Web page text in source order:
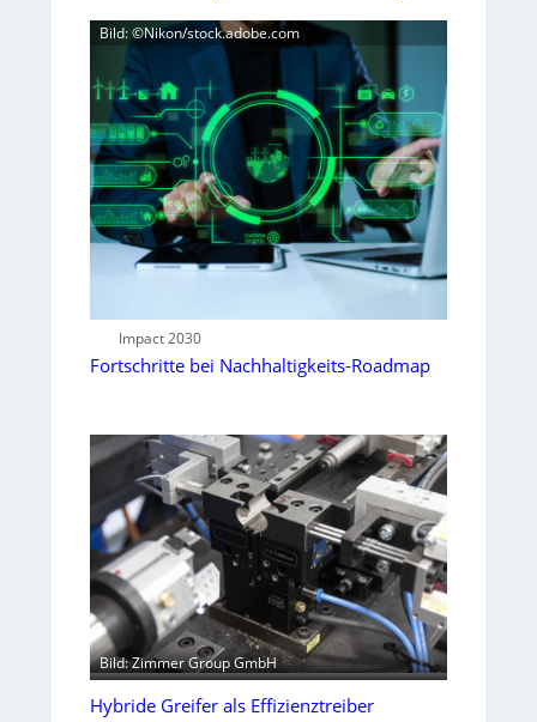
Bild: ©Nikon/stock.adobe.com
Impact 2030
Fortschritte bei Nachhaltigkeits-Roadmap
Bild: Zimmer Group GmbH
Hybride Greifer als Effizienztreiber